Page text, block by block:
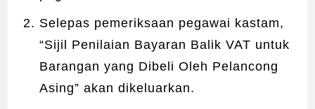
Selepas pemeriksaan pegawai kastam,
“Sijil Penilaian Bayaran Balik VAT untuk
Barangan yang Dibeli Oleh Pelancong
Asing” akan dikeluarkan.